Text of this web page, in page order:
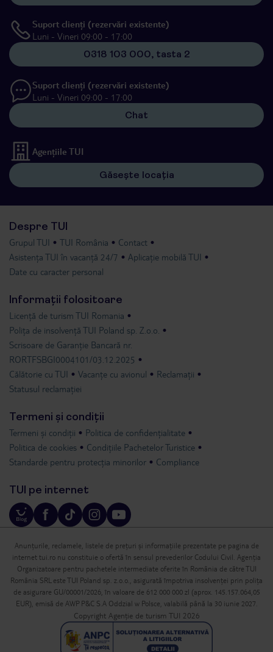
Suport clienți (rezervări existente)
Luni - Vineri 09:00 - 17:00
0318 103 000, tasta 2
Suport clienți (rezervări existente)
Luni - Vineri 09:00 - 17:00
Chat
Agențiile TUI
Găsește locația
Despre TUI
Grupul TUI TUI România
Contact
Asistența TUI în vacanță 24/7
Aplicație mobilă TUI
Date cu caracter personal
Informații folositoare
Licență de turism TUI Romania
Polița de insolvență TUI Poland sp. Z.o.o.
Scrisoare de Garanție Bancară nr.
RORTFSBGI0004101/03.12.2025
Călătorie cu TUI
Vacanțe cu avionul
Reclamații
Statusul reclamației
Termeni și condiții
Termeni și condiții
Politica de confidențialitate
Politica de cookies
Condițiile Pachetelor Turistice
Standarde pentru protecția minorilor
Compliance
TUI pe internet
Anunțurile, reclamele, listele de prețuri și informațiile prezentate pe pagina de
internet tui.ro nu constituie o ofertă în sensul prevederilor Codului Civil. Agenția
Organizatoare pentru pachetele intermediate oferite în România de către TUI
România SRL este TUI Poland sp. z.o.o., asigurată împotriva insolvenței prin polița
de asigurare GU/00001/2026, în valoare de 612 000 000 zl (aprox. 145.157.064,05
EUR), emisă de AWP P&C S.A Oddzial w Polsce, valabilă până la 30 iunie 2027.
Copyright Agenție de turism TUI 2026